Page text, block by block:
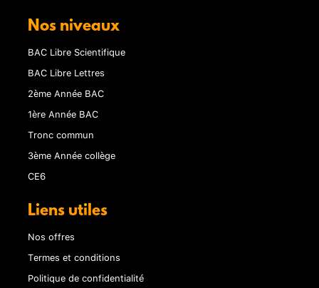
Nos niveaux
BAC Libre Scientifique
BAC Libre Lettres
2ème Année BAC
1ère Année BAC
Tronc commun
3ème Année collège
CE6
Liens utiles
Nos offres
Termes et conditions
Politique de confidentialité